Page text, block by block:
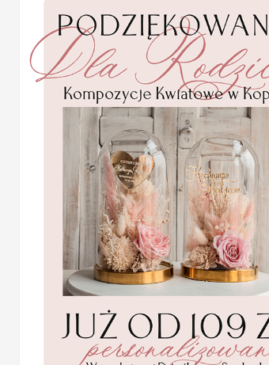
Pierwszej Komunii w
dowonym
Plansza
Tablica z
Plan
przyjęcia.
ofercie
na
Plan
gramaturze
PLAN
Plan
Plan stołów
Projekt jest
Cena